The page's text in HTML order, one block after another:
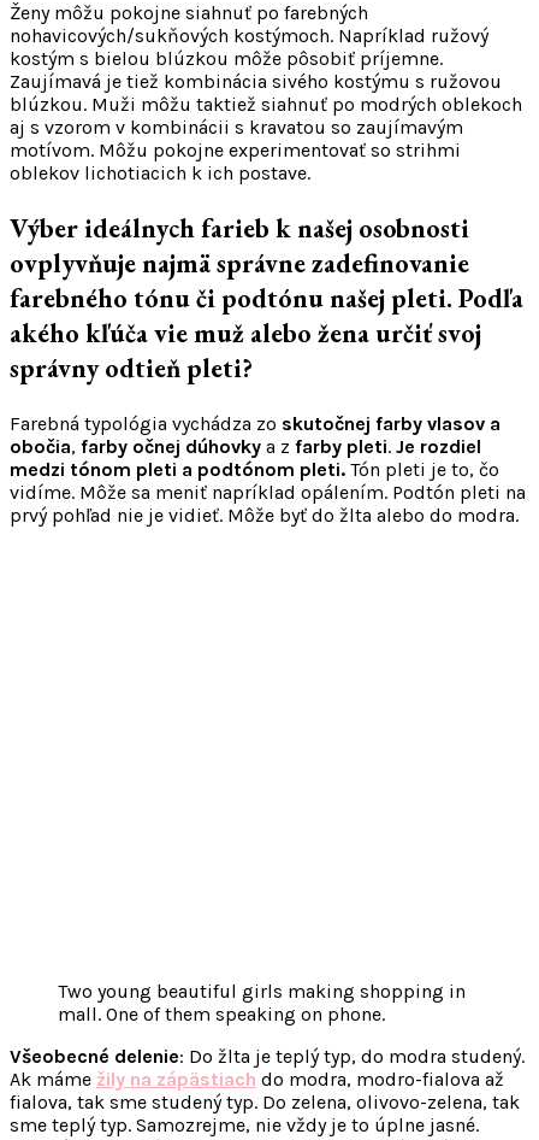
Ženy môžu pokojne siahnuť po farebných
nohavicových/sukňových kostýmoch. Napríklad ružový
kostým s bielou blúzkou môže pôsobiť príjemne.
Zaujímavá je tiež kombinácia sivého kostýmu s ružovou
blúzkou. Muži môžu taktiež siahnuť po modrých oblekoch
aj s vzorom v kombinácii s kravatou so zaujímavým
motívom. Môžu pokojne experimentovať so strihmi
oblekov lichotiacich k ich postave.
Výber ideálnych farieb k našej osobnosti
ovplyvňuje najmä správne zadefinovanie
farebného tónu či podtónu našej pleti. Podľa
akého kľúča vie muž alebo žena určiť svoj
správny odtieň pleti?
Farebná typológia vychádza zo skutočnej farby vlasov a
obočia, farby očnej dúhovky a z farby pleti. Je rozdiel
medzi tónom pleti a podtónom pleti. Tón pleti je to, čo
vidíme. Môže sa meniť napríklad opálením. Podtón pleti na
prvý pohľad nie je vidieť. Môže byť do žlta alebo do modra.
Two young beautiful girls making shopping in
mall. One of them speaking on phone.
Všeobecné delenie: Do žlta je teplý typ, do modra studený.
Ak máme žily na zápästiach do modra, modro-fialova až
fialova, tak sme studený typ. Do zelena, olivovo-zelena, tak
sme teplý typ. Samozrejme, nie vždy je to úplne jasné.